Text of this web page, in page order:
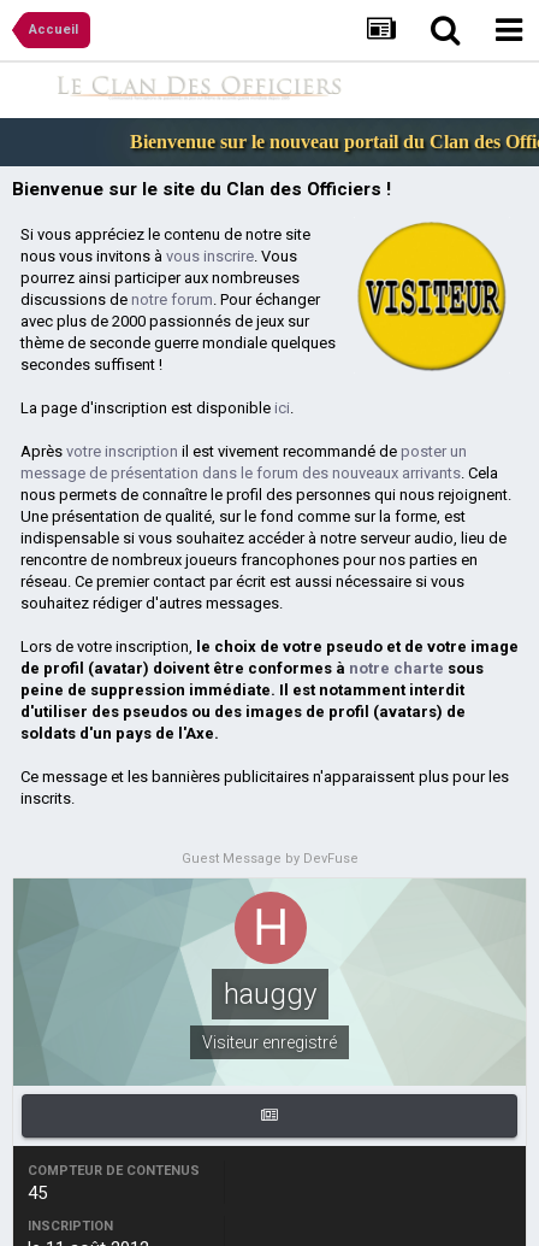
Accueil
Bienvenue sur le nouveau portail du Clan des
Bienvenue sur le site du Clan des Officiers !
Si vous appréciez le contenu de notre site
nous vous invitons à vous inscrire. Vous
pourrez ainsi participer aux nombreuses
discussions de notre forum. Pour échanger
avec plus de 2000 passionnés de jeux sur
thème de seconde guerre mondiale quelques
secondes suffisent !
La page d'inscription est disponible ici.
Après votre inscription il est vivement recommandé de poster un
message de présentation dans le forum des nouveaux arrivants. Cela
nous permets de connaître le profil des personnes qui nous rejoignent.
Une présentation de qualité, sur le fond comme sur la forme, est
indispensable si vous souhaitez accéder à notre serveur audio, lieu de
rencontre de nombreux joueurs francophones pour nos parties en
réseau. Ce premier contact par écrit est aussi nécessaire si vous
souhaitez rédiger d'autres messages.
Lors de votre inscription, le choix de votre pseudo et de votre image
de profil (avatar) doivent être conformes à notre charte sous
peine de suppression immédiate. Il est notamment interdit
d'utiliser des pseudos ou des images de profil (avatars) de
soldats d'un pays de l'Axe.
Ce message et les bannières publicitaires n'apparaissent plus pour les
inscrits.
Guest Message by DevFuse
hauggy
Visiteur enregistré
COMPTEUR DE CONTENUS
45
INSCRIPTION